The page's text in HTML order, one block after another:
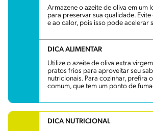
Armazene o azeite de oliva em um
para preservar sua qualidade.
e ao calor, pois isso pode acelerar
DICA ALIMENTAR
Utilize o azeite de oliva extra
pratos frios para aproveitar seu
nutricionais. Para cozinhar, prefira
comum, que tem um ponto de
DICA NUTRICIONAL